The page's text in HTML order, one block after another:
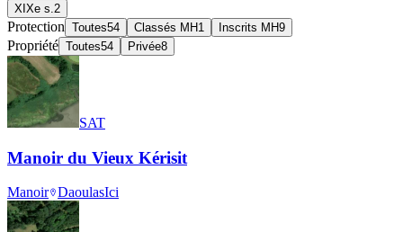
XIXe s. 2
Protection Toutes54 Classés MH1 Inscrits MH9
Propriété Toutes54 Privée8
SAT
Manoir du Vieux Kérisit
Manoir DaoulasIci